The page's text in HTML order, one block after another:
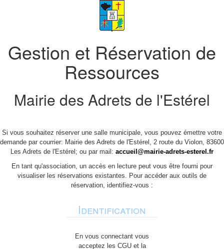
Gestion et Réservation de
Ressources
Mairie des Adrets de l'Estérel
Si vous souhaitez réserver une salle municipale, vous pouvez émettre votre
demande par courrier: Mairie des Adrets de l'Estérel, 2 route du Violon, 83600
Les Adrets de l'Estérel; ou par mail: accueil@mairie-adrets-esterel.fr
En tant qu'association, un accès en lecture peut vous être fourni pour
visualiser les réservations existantes. Pour accéder aux outils de
réservation, identifiez-vous :
Identification
En vous connectant vous
acceptez les CGU et la